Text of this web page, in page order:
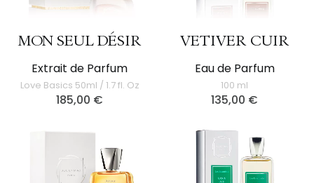
MON SEUL DÉSIR
Extrait de Parfum
Love Basics 50ml / 1.7 fl. Oz
185,00 €
VETIVER CUIR
Eau de Parfum
100 ml
135,00 €